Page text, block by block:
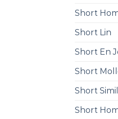
Short
Short Lin
Short En
Short
Short
Short